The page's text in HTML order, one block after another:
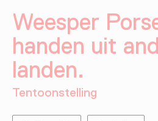
Weesper
handen uit
landen.
Tentoonstelling